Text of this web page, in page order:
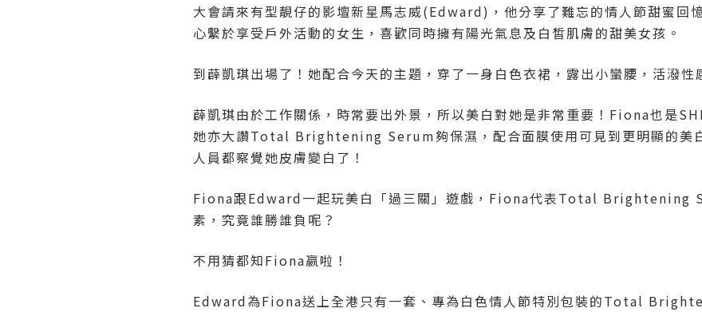
大會請來有型靚仔的影壇新星馬志威(Edward)，他分享了難忘的情人節甜蜜回
心繫於享受戶外活動的女生，喜歡同時擁有陽光氣息及白皙肌膚的甜美女孩。
到薜凱琪出場了！她配合今天的主題，穿了一身白色衣裙，露出小蠻腰，活潑性
薜凱琪由於工作關係，時常要出外景，所以美白對她是非常重要！Fiona也是
她亦大讚Total Brightening Serum夠保濕，配合面膜使用可見到更明顯的美
人員都察覺她皮膚變白了！
Fiona跟Edward一起玩美白「過三關」遊戲，Fiona代表Total Brightening
素，究竟誰勝誰負呢？
不用猜都知Fiona嬴啦！
Edward為Fiona送上全港只有一套、專為白色情人節特別包裝的Total